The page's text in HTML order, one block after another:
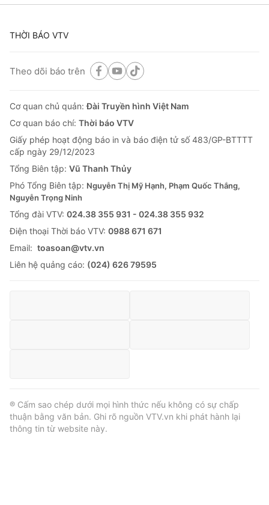
THỜI BÁO VTV
Theo dõi báo trên
Cơ quan chủ quản:Đài Truyền hình Việt Nam
Cơ quan báo chí: Thời báo VTV
Giấy phép hoạt động báo in và báo điện tử số 483/GP-BTTTT
cấp ngày 29/12/2023
Tổng Biên tập: Vũ Thanh Thủy
Phó Tổng Biên tập: Nguyễn Thị Mỹ Hạnh, Phạm Quốc Thắng,
Nguyễn Trọng Ninh
Tổng đài VTV: 024.38 355 931 - 024.38 355 932
Ðiện thoại Thời báo VTV: 0988 671 671
Email: toasoan@vtv.vn
Liên hệ quảng cáo: (024) 626 79595
® Cấm sao chép dưới mọi hình thức nếu không có sự chấp
thuận bằng văn bản. Ghi rõ nguồn VTV.vn khi phát hành lại
thông tin từ website này.